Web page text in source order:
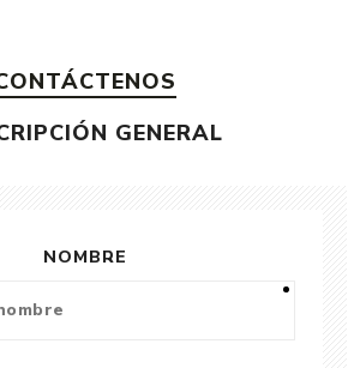
GENERAL
NOMBRE